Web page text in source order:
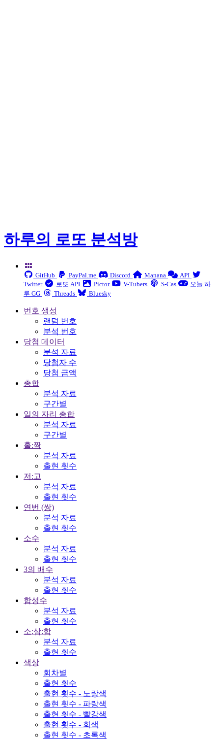
하루의 로또 분석방
GitHub PayPal.me Discord Manana
API
Twitter
로또 API Pictor V-Tubers S-Cas
오늘 하
루 GG
Threads Bluesky
번호 생성
랜덤 번호
분석 번호
당첨 데이터
분석 자료
당첨자 수
당첨 금액
총합
분석 자료
구간별
일의 자리 총합
분석 자료
구간별
홀:짝
분석 자료
출현 횟수
저:고
분석 자료
출현 횟수
연번 (쌍)
분석 자료
출현 횟수
소수
분석 자료
출현 횟수
3의 배수
분석 자료
출현 횟수
합성수
분석 자료
출현 횟수
소:삼:합
분석 자료
출현 횟수
색상
회차별
출현 횟수
출현 횟수 - 노랑색
출현 횟수 - 파랑색
출현 횟수 - 빨강색
출현 횟수 - 회색
출현 횟수 - 초록색